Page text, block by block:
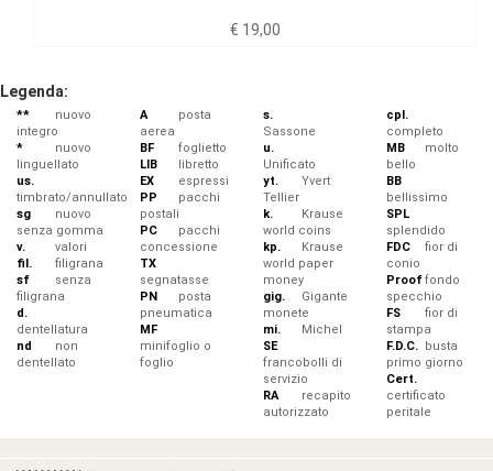
€ 19,00
Legenda:
**
nuovo
integro
*
nuovo
linguellato
us.
timbrato/annullato
sg
nuovo
senza gomma
v.
valori
fil.
filigrana
sf
senza
filigrana
d.
dentellatura
nd
non
dentellato
A
posta
aerea
BF
foglietto
LIB
libretto
EX
espressi
PP
pacchi
postali
PC
pacchi
concessione
TX
segnatasse
PN
posta
pneumatica
MF
minifoglio o
foglio
s.
Sassone
u.
Unificato
yt.
Yvert
Tellier
k.
Krause
world coins
kp.
Krause
world paper
money
gig.
Gigante
monete
mi.
Michel
SE
francobolli di
servizio
RA
recapito
autorizzato
cpl.
completo
MB
molto
bello
BB
bellissimo
SPL
splendido
FDC
fior di
conio
Prooffondo
specchio
FS
fior di
stampa
F.D.C.
busta
primo giorno
Cert.
certificato
peritale